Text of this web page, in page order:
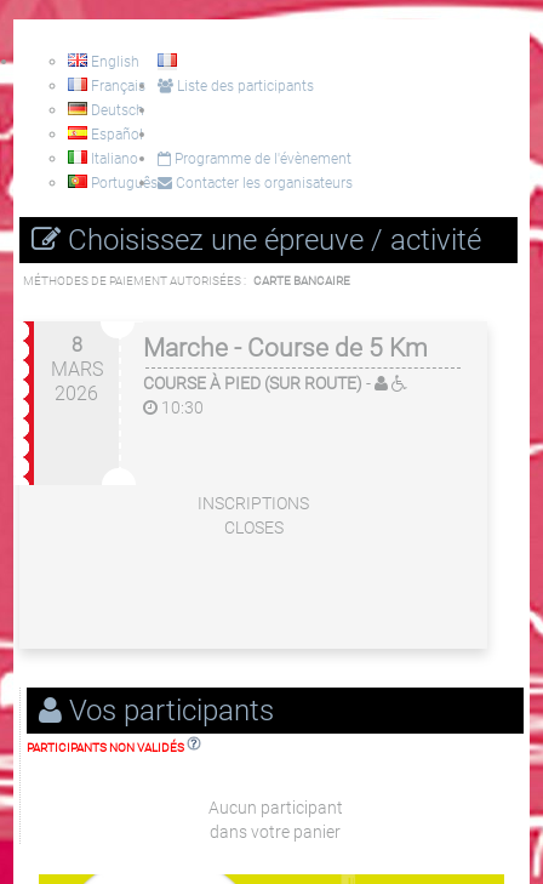
English
Français
Deutsch
Español
Italiano
Português
Liste des participants
Programme de l'évènement
Contacter les organisateurs
Choisissez une épreuve / activité
MÉTHODES DE PAIEMENT AUTORISÉES : CARTE BANCAIRE
8
MARS
2026
Marche - Course de 5 Km
COURSE À PIED (SUR ROUTE) -
10:30
INSCRIPTIONS
CLOSES
Vos participants
PARTICIPANTS NON VALIDÉS
Aucun participant
dans votre panier